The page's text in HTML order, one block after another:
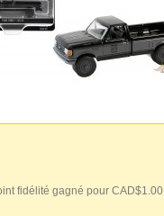
fidélité gagné pour